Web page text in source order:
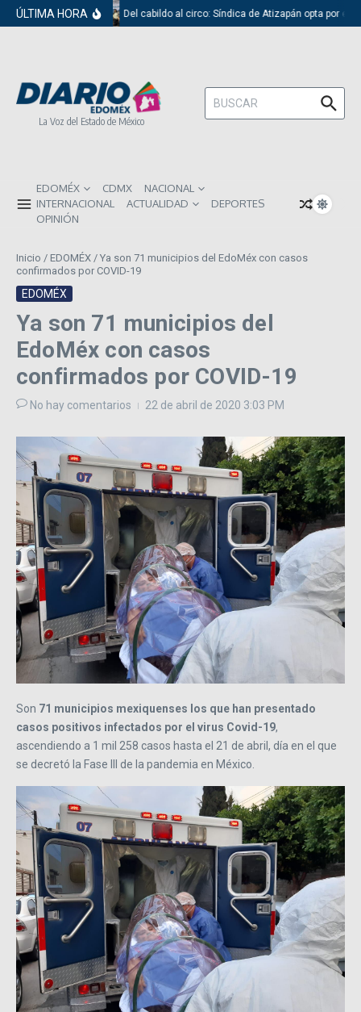
Saltar al contenido
ÚLTIMA HORA Del cabildo al circo: Síndica de Atizapán opta por el
La Voz del Estado de México
Buscar:
EDOMÉX CDMX
NACIONAL
INTERNACIONAL
ACTUALIDAD
DEPORTES
OPINIÓN
Inicio / EDOMÉX / Ya son 71 municipios del EdoMéx con casos
confirmados por COVID-19
EDOMÉX
Ya son 71 municipios del
EdoMéx con casos
confirmados por COVID-19
No hay comentarios 22 de abril de 2020 3:03 PM
Son 71 municipios mexiquenses los que han presentado
casos positivos infectados por el virus Covid-19,
ascendiendo a 1 mil 258 casos hasta el 21 de abril, día en el que
se decretó la Fase III de la pandemia en México.